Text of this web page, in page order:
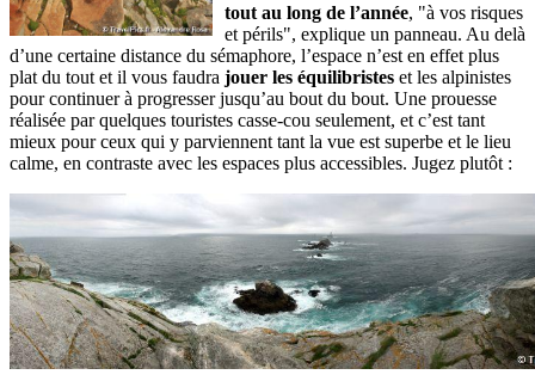
tout au long de l’année, "à vos risques
et périls", explique un panneau. Au delà
d’une certaine distance du sémaphore, l’espace n’est en effet plus
plat du tout et il vous faudra jouer les équilibristes et les alpinistes
pour continuer à progresser jusqu’au bout du bout. Une prouesse
réalisée par quelques touristes casse-cou seulement, et c’est tant
mieux pour ceux qui y parviennent tant la vue est superbe et le lieu
calme, en contraste avec les espaces plus accessibles. Jugez plutôt :